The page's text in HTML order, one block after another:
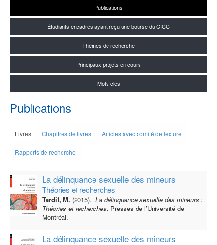
Publications
Étudiants encadrés ayant reçu une bourse du CICC
Thèmes de recherche
Principaux projets en cours
Mots clés
Publications
Livres Chapitres de livres Articles avec comité de lecture
Rapports de recherche
La délinquance sexuelle des mineurs
Théories et recherches
Tardif, M. (2015). La délinquance sexuelle des mineurs :
Théories et recherches. Presses de l’Université de
Montréal.
La délinquance sexuelle des mineurs